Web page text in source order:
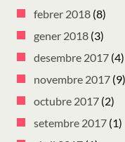
febrer 2018 (8)
gener 2018 (3)
desembre 2017 (4)
novembre 2017 (9)
octubre 2017 (2)
setembre 2017 (1)